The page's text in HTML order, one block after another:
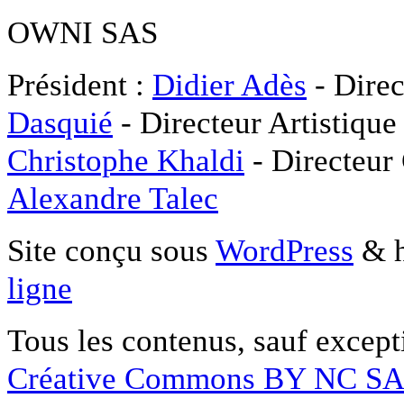
OWNI SAS
Président : Didier Adès -
Dasquié - Directeur
Christophe Khaldi -
Alexandre Talec
Site conçu sous WordPress &
ligne
Tous les contenus, sauf
Créative Commons BY NC SA